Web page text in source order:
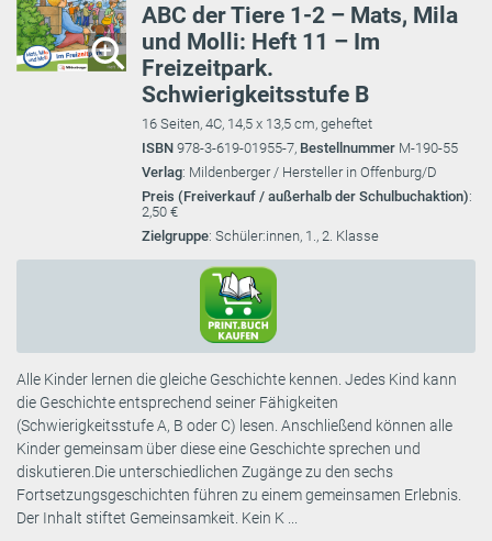
ABC der Tiere 1-2 – Mats, Mila
und Molli: Heft 11 – Im
Freizeitpark.
Schwierigkeitsstufe B
16 Seiten, 4C, 14,5 x 13,5 cm, geheftet
ISBN 978-3-619-01955-7, Bestellnummer M-190-55
Verlag: Mildenberger / Hersteller in Offenburg/D
Preis (Freiverkauf / außerhalb der Schulbuchaktion):
2,50 €
Zielgruppe: Schüler:innen, 1., 2. Klasse
Alle Kinder lernen die gleiche Geschichte kennen. Jedes Kind kann
die Geschichte entsprechend seiner Fähigkeiten
(Schwierigkeitsstufe A, B oder C) lesen. Anschließend können alle
Kinder gemeinsam über diese eine Geschichte sprechen und
diskutieren.Die unterschiedlichen Zugänge zu den sechs
Fortsetzungsgeschichten führen zu einem gemeinsamen Erlebnis.
Der Inhalt stiftet Gemeinsamkeit. Kein K ...